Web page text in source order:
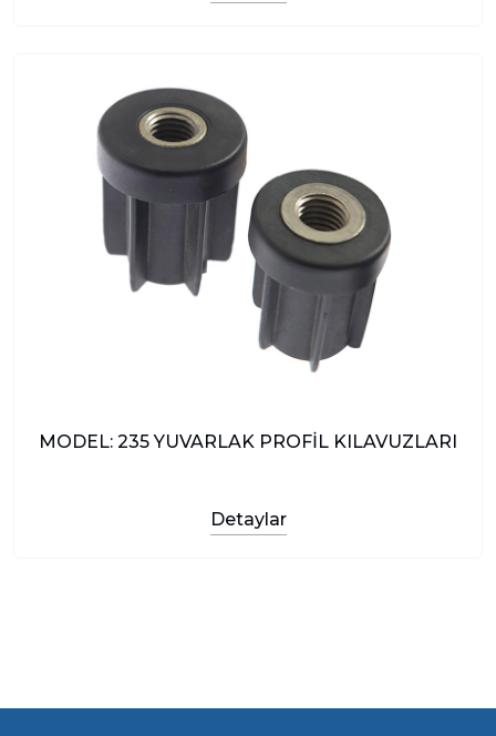
MODEL: 235 YUVARLAK PROFİL KILAVUZLARI
Detaylar